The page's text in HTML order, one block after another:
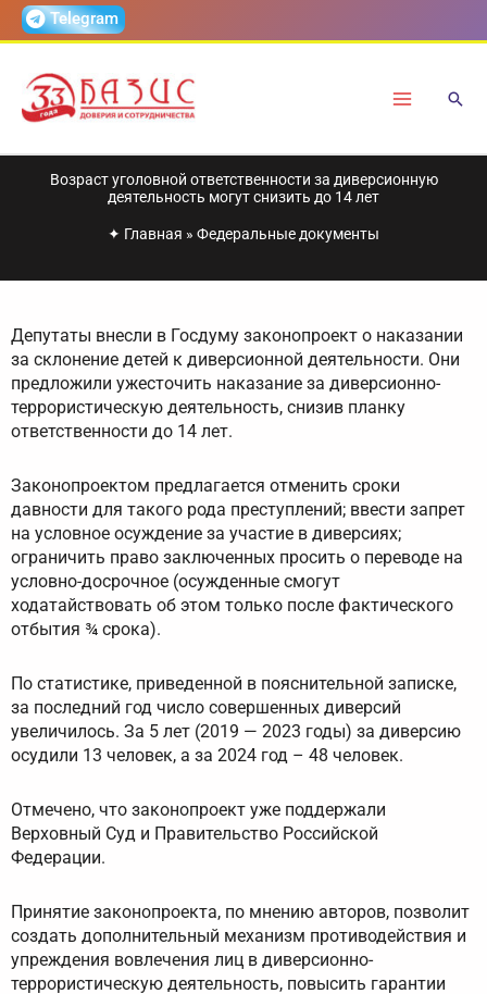
ПерейтиTelegram
Возраст уголовной ответственности за диверсионную
деятельность могут снизить до 14 лет
✦ Главная » Федеральные документы
Депутаты внесли в Госдуму законопроект о наказании
за склонение детей к диверсионной деятельности. Они
предложили ужесточить наказание за диверсионно-
террористическую деятельность, снизив планку
ответственности до 14 лет.
Законопроектом предлагается отменить сроки
давности для такого рода преступлений; ввести запрет
на условное осуждение за участие в диверсиях;
ограничить право заключенных просить о переводе на
условно-досрочное (осужденные смогут
ходатайствовать об этом только после фактического
отбытия ¾ срока).
По статистике, приведенной в пояснительной записке,
за последний год число совершенных диверсий
увеличилось. За 5 лет (2019 — 2023 годы) за диверсию
осудили 13 человек, а за 2024 год – 48 человек.
Отмечено, что законопроект уже поддержали
Верховный Суд и Правительство Российской
Федерации.
Принятие законопроекта, по мнению авторов, позволит
создать дополнительный механизм противодействия и
упреждения вовлечения лиц в диверсионно-
террористическую деятельность, повысить гарантии